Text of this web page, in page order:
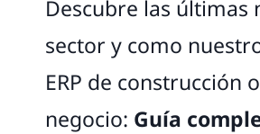
Descubre las últimas
sector y como
ERP de construcción
negocio: Guía